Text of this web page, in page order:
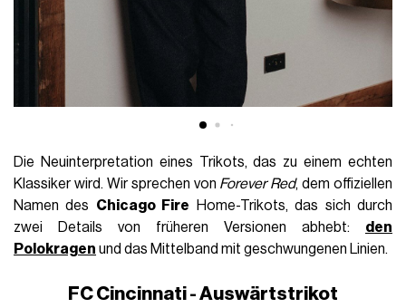
Die Neuinterpretation eines Trikots, das zu einem echten
Klassiker wird. Wir sprechen von Forever Red, dem offiziellen
Namen des Chicago Fire Home-Trikots, das sich durch
zwei Details von früheren Versionen abhebt: den
Polokragen und das Mittelband mit geschwungenen Linien.
FC Cincinnati - Auswärtstrikot